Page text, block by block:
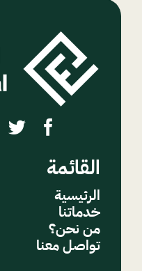
القائمة
الرئيسية
خدماتنا
من نحن؟
تواصل معنا